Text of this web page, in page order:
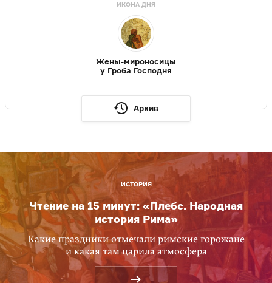
ИКОНА ДНЯ
Жены-мироносицы
у Гроба Господня
Архив
ИСТОРИЯ
Чтение на 15 минут: «Плебс. Народная
история Рима»
Какие праздники отмечали римские горожане
и какая там царила атмосфера